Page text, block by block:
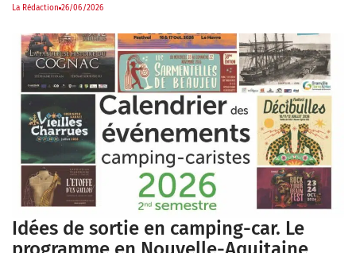
La Rédaction 26/06/2026
Idées de sortie en camping-car. Le